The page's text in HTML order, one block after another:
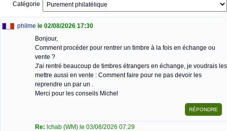
Catégorie
philme le 02/08/2026 17:30
Bonjour,
Comment procéder pour rentrer un timbre à la fois en échange ou
vente ?
J'ai rentré beaucoup de timbres étrangers en échange, je voudrais les
mettre aussi en vente : Comment faire pour ne pas devoir les
reprendre un par un .
Merci pour les conseils Michel
Re: lchab (WM) le 03/08/2026 07:29